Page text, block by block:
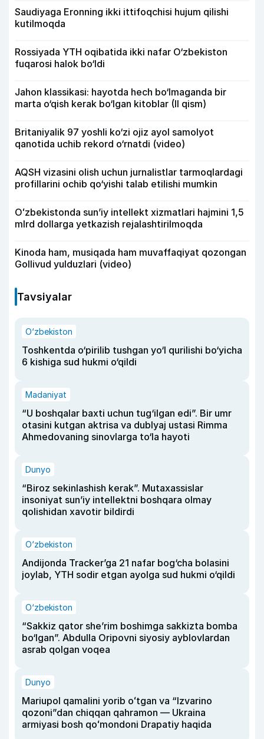
Saudiyaga Eronning ikki ittifoqchisi hujum qilishi
kutilmoqda
Rossiyada YTH oqibatida ikki nafar O‘zbekiston
fuqarosi halok bo‘ldi
Jahon klassikasi: hayotda hech bo‘lmaganda bir
marta o‘qish kerak bo‘lgan kitoblar (II qism)
Britaniyalik 97 yoshli ko‘zi ojiz ayol samolyot
qanotida uchib rekord o‘rnatdi (video)
AQSH vizasini olish uchun jurnalistlar tarmoqlardagi
profillarini ochib qo‘yishi talab etilishi mumkin
Oʻzbekistonda sunʼiy intellekt xizmatlari hajmini 1,5
mlrd dollarga yetkazish rejalashtirilmoqda
Kinoda ham, musiqada ham muvaffaqiyat qozongan
Gollivud yulduzlari (video)
Tavsiyalar
O‘zbekiston
Toshkentda o‘pirilib tushgan yo‘l qurilishi bo‘yicha
6 kishiga sud hukmi o‘qildi
Madaniyat
“U boshqalar baxti uchun tug‘ilgan edi”. Bir umr
otasini kutgan aktrisa va dublyaj ustasi Rimma
Ahmedovaning sinovlarga to‘la hayoti
Dunyo
“Biroz sekinlashish kerak”. Mutaxassislar
insoniyat sun’iy intellektni boshqara olmay
qolishidan xavotir bildirdi
O‘zbekiston
Andijonda Tracker’ga 21 nafar bog‘cha bolasini
joylab, YTH sodir etgan ayolga sud hukmi o‘qildi
O‘zbekiston
“Sakkiz qator she’rim boshimga sakkizta bomba
bo‘lgan”. Abdulla Oripovni siyosiy ayblovlardan
asrab qolgan voqea
Dunyo
Mariupol qamalini yorib oʻtgan va “Izvarino
qozoni”dan chiqqan qahramon — Ukraina
armiyasi bosh qoʻmondoni Drapatiy haqida